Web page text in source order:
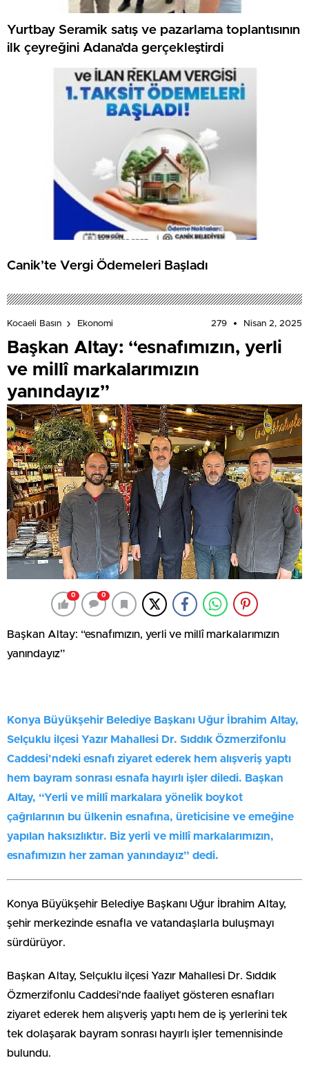
Yurtbay Seramik satış ve pazarlama toplantısının
ilk çeyreğini Adana’da gerçekleştirdi
Canik’te Vergi Ödemeleri Başladı
Kocaeli Basın Ekonomi 279 Nisan 2, 2025
Başkan Altay: “esnafımızın, yerli
ve millî markalarımızın
yanındayız”
0 0
Başkan Altay: “esnafımızın, yerli ve millî markalarımızın
yanındayız”
Konya Büyükşehir Belediye Başkanı Uğur İbrahim Altay,
Selçuklu ilçesi Yazır Mahallesi Dr. Sıddık Özmerzifonlu
Caddesi’ndeki esnafı ziyaret ederek hem alışveriş yaptı
hem bayram sonrası esnafa hayırlı işler diledi. Başkan
Altay, “Yerli ve millî markalara yönelik boykot
çağrılarının bu ülkenin esnafına, üreticisine ve emeğine
yapılan haksızlıktır. Biz yerli ve millî markalarımızın,
esnafımızın her zaman yanındayız” dedi.
Konya Büyükşehir Belediye Başkanı Uğur İbrahim Altay,
şehir merkezinde esnafla ve vatandaşlarla buluşmayı
sürdürüyor.
Başkan Altay, Selçuklu ilçesi Yazır Mahallesi Dr. Sıddık
Özmerzifonlu Caddesi’nde faaliyet gösteren esnafları
ziyaret ederek hem alışveriş yaptı hem de iş yerlerini tek
tek dolaşarak bayram sonrası hayırlı işler temennisinde
bulundu.